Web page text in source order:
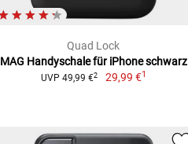
Quad Lock
MAG Handyschale für iPhone schwarz
UVP 49,99 €2 29,99 €1